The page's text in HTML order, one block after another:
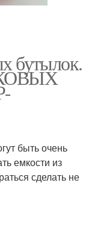
бутылок.
быть очень
емкости из
сделать не